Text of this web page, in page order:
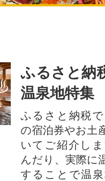
ふるさと納
温泉地特集
ふるさと納税
の宿泊券やお土
いてご紹介し
んだり、実際に
することで温